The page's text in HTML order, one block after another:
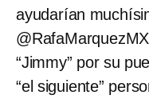
ayudarían
“Jimmy” por su
“el siguiente”